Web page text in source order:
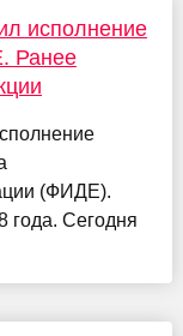
исполнение
Ранее
(ФИДЕ).
года. Сегодня